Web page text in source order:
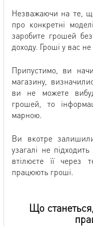
Незважаючи на те, що
про конкретні
заробите грошей
доходу. Гроші у вас
Припустимо, ви
магазину,
ви не можете
грошей, то
марною.
Ви вкотре
узагалі не
втілюєте її
працюють гроші.
Що